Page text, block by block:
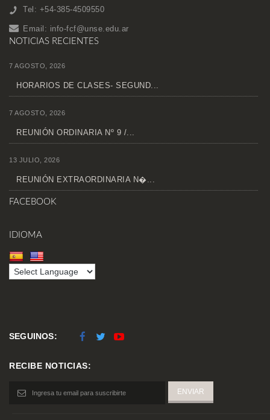
Tel: +54-385-4509550
Email: info-fcf@unse.edu.ar
NOTICIAS RECIENTES
7 AGOSTO, 2026
HORARIOS DE CLASES- SEGUND...
7 AGOSTO, 2026
REUNIÓN ORDINARIA Nº 9 /...
13 JULIO, 2026
REUNIÓN EXTRAORDINARIA N�...
FACEBOOK
IDIOMA
SEGUINOS:
RECIBE NOTICIAS: